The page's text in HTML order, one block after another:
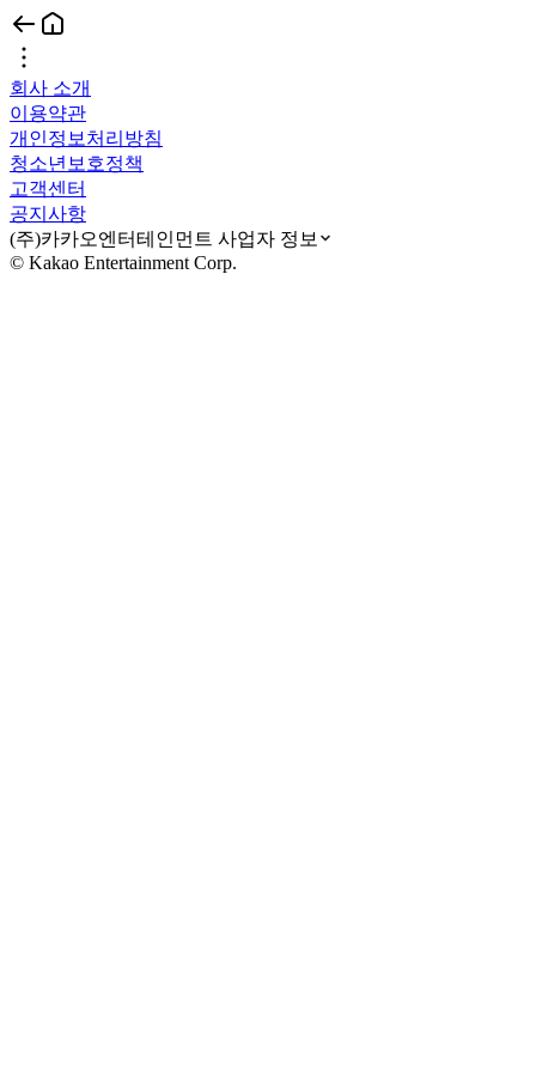
회사 소개
이용약관
개인정보처리방침
청소년보호정책
고객센터
공지사항
(주)카카오엔터테인먼트 사업자 정보
© Kakao Entertainment Corp.